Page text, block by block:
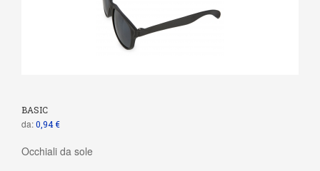
BASIC
da:0,94 €
Occhiali da sole